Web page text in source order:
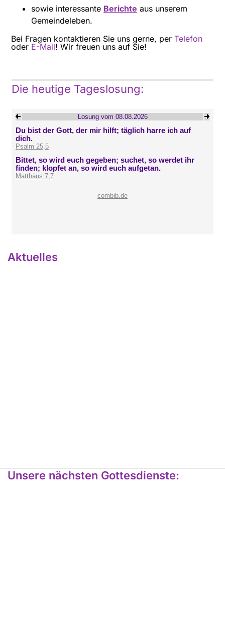
sowie interessante Berichte aus unserem
Gemeindeleben.
Bei Fragen kontaktieren Sie uns gerne, per Telefon
oder E-Mail! Wir freuen uns auf Sie!
Die heutige Tageslosung:
Aktuelles
Unsere nächsten Gottesdienste: